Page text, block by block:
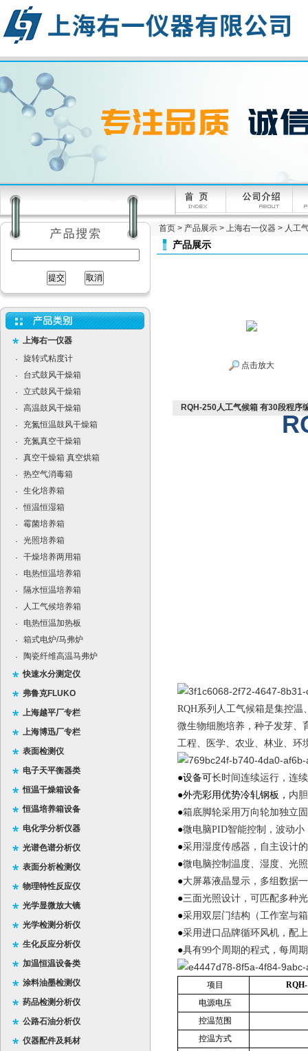
上海右一仪器
·
旋转式粘度计
·
台式鼓风干燥箱
·
立式鼓风干燥箱
·
高温鼓风干燥箱
·
充氮恒温鼓风干燥箱
·
充氮真空干燥箱
·
真空干燥箱 真空烘箱
·
热空气消毒箱
·
生化培养箱
·
恒温恒湿箱
·
霉菌培养箱
·
光照培养箱
·
干燥培养两用箱
·
电热恒温培养箱
·
隔水恒温培养箱
·
人工气候培养箱
·
电热恒温加热板
·
箱式电炉/马弗炉
·
陶瓷纤维高温马弗炉
快速水分测定仪
弗鲁克FLUKO
上海越平厂专栏
上海博迅厂专栏
表面检测仪
电子天平衡器类
恒温干燥箱设备
恒温培养箱设备
电化学分析仪器
光谱色谱分析仪
表面分析检测仪
物理特性反应仪
光学显微放大镜
光学检测分析仪
生化反应分析仪
加温恒温设备类
涂料油墨检测仪
药品检测分析仪
公路石油分析仪
仪器配件及耗材
首页 > 产品展示 > 上海右一仪器 > 人工
产品展示
点击放大
RQH-250人工气候箱 有30段程序
RQH系列人工气候箱是集控温
微生物细胞培养，种子发芽、
工程、医学、农业、林业、环
●设备可长时间连续运行，连
●外壳彩用优势冷轧钢板， 内
●箱底脚轮采用万向轮加独立
●微电脑PID智能控制，波动
●采用湿度传感器，自主设计
●微电脑控制温度、湿度、光
●大屏幕液晶显示，多组数
●三面光照设计，可匹配多
●采用双层门结构（工作室与
●采用进口品牌循环风机，配
●具有99个周期的程式，每周
项目
RQH-
电源电压
控温范围
控温方式